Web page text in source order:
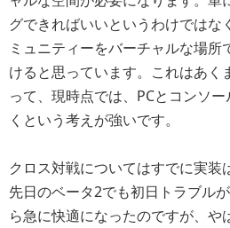
グできればいいというわけではな
ミュニティーをバーチャルな場所
けると思っています。これはあく
って、現時点では、PCとコンソ
くという考えが強いです。
クロス対戦についてはすでに実装
先日のベータ2でも初日トラブル
ら急に快適になったのですが、や